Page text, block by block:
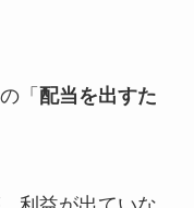
「 配当を出すた